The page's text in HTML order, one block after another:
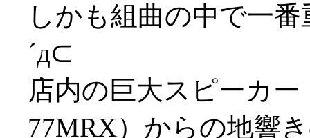
しかも組曲の中で一
´д⊂
店内の巨大スピーカ
77MRX）からの地響